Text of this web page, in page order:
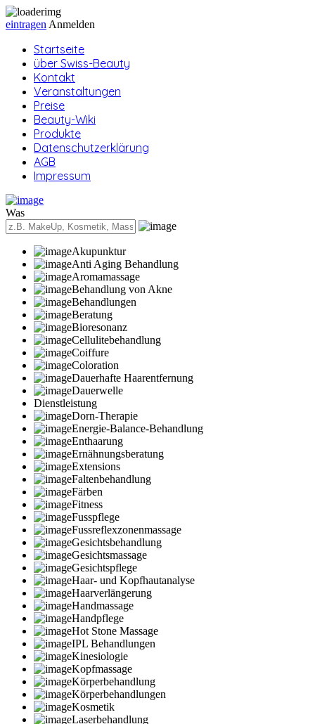
eintragen Anmelden
Startseite
über Swiss-Beauty
Kontakt
Veranstaltungen
Preise
Beauty-Wiki
Produkte
Datenschutzerklärung
AGB
Impressum
Was
Akupunktur
Anti Aging Behandlung
Aromamassage
Behandlung von Akne
Behandlungen
Beratung
Bioresonanz
Cellulitebehandlung
Coiffure
Coloration
Dauerhafte Haarentfernung
Dauerwelle
Dienstleistung
Dorn-Therapie
Energie-Balance-Behandlung
Enthaarung
Ernähnungsberatung
Extensions
Faltenbehandlung
Färben
Fitness
Fusspflege
Fussreflexzonenmassage
Gesichtsbehandlung
Gesichtsmassage
Gesichtspflege
Haar- und Kopfhautanalyse
Haarverlängerung
Handmassage
Handpflege
Hot Stone Massage
IPL Behandlungen
Kinesiologie
Kopfmassage
Körperbehandlung
Körperbehandlungen
Kosmetik
Laserbehandlung